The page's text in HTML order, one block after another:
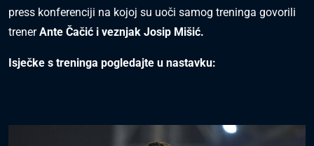
press konferenciji na kojoj su uoči samog treninga govorili
trenerAnte Čačić i veznjak Josip Mišić.
Isječke s treninga pogledajte u nastavku: